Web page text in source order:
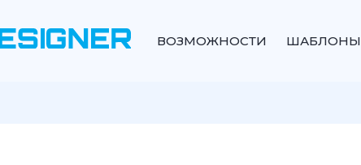
ВОЗМОЖНОСТИ ШАБЛОНЫ